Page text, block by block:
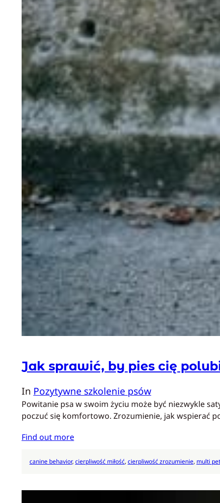
Jak sprawić, by pies cię
In Pozytywne szkolenie psów
Powitanie psa w swoim życiu może być niezwykle
poczuć się komfortowo. Zrozumienie, jak wspierać
Find out more
canine behavior, cierpliwość miłość, cierpliwość zrozumienie, multi pet